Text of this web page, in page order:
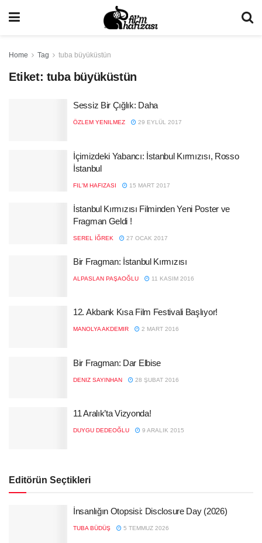
Home Tag tuba büyüküstün
Etiket: tuba büyüküstün
Sessiz Bir Çığlık: Daha
ÖZLEM YENILMEZ 29 EYLÜL 2017
İçimizdeki Yabancı: İstanbul Kırmızısı, Rosso
İstanbul
FIL'M HAFIZASI 15 MART 2017
İstanbul Kırmızısı Filminden Yeni Poster ve
Fragman Geldi !
SEREL İĞREK 27 OCAK 2017
Bir Fragman: İstanbul Kırmızısı
ALPASLAN PAŞAOĞLU 11 KASIM 2016
12. Akbank Kısa Film Festivali Başlıyor!
MANOLYA AKDEMIR 2 MART 2016
Bir Fragman: Dar Elbise
DENIZ SAYINHAN 28 ŞUBAT 2016
11 Aralık’ta Vizyonda!
DUYGU DEDEOĞLU 9 ARALIK 2015
Editörün Seçtikleri
İnsanlığın Otopsisi: Disclosure Day (2026)
TUBA BÜDÜŞ 5 TEMMUZ 2026